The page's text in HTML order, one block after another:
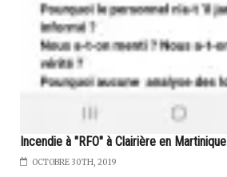
Incendie à "RFO" à Clairière en Martinique
OCTOBRE 30TH, 2019